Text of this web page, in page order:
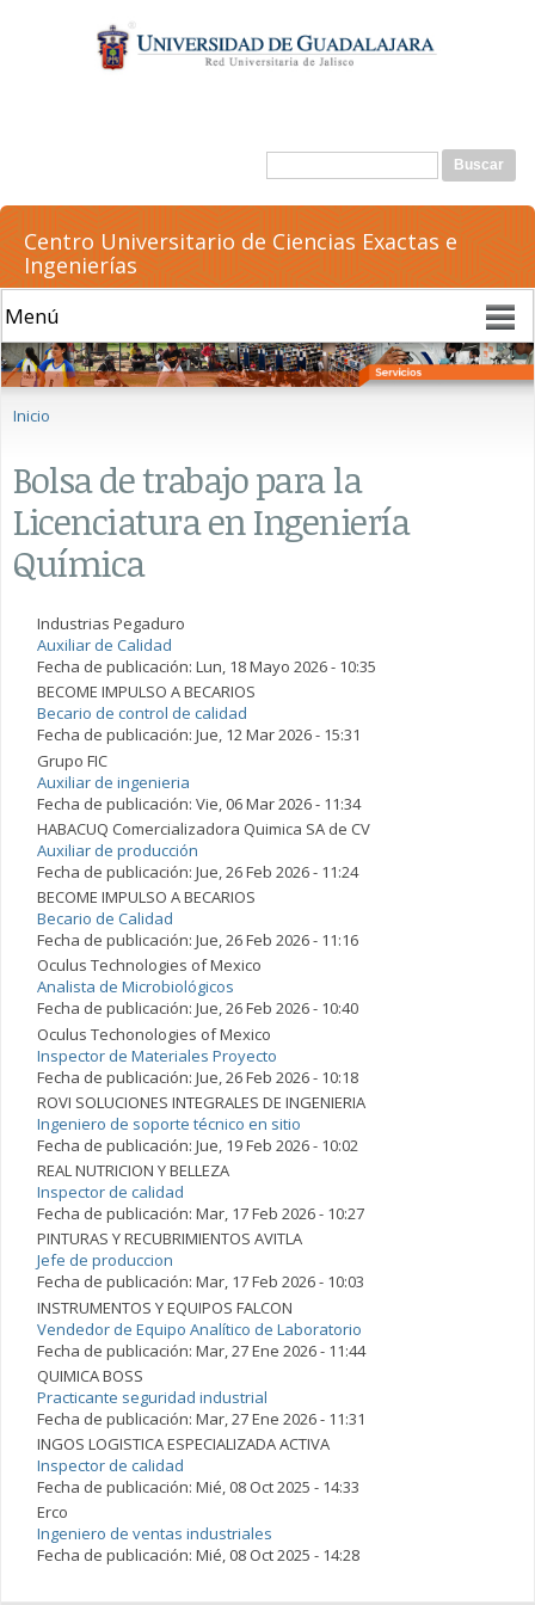
contenido
principal
Formulario de búsqueda
Buscar
Centro Universitario de Ciencias Exactas e
Ingenierías
Inicio
Bolsa de trabajo para la
Licenciatura en Ingeniería
Química
Industrias Pegaduro
Auxiliar de Calidad
Fecha de publicación: Lun, 18 Mayo 2026 - 10:35
BECOME IMPULSO A BECARIOS
Becario de control de calidad
Fecha de publicación: Jue, 12 Mar 2026 - 15:31
Grupo FIC
Auxiliar de ingenieria
Fecha de publicación: Vie, 06 Mar 2026 - 11:34
HABACUQ Comercializadora Quimica SA de CV
Auxiliar de producción
Fecha de publicación: Jue, 26 Feb 2026 - 11:24
BECOME IMPULSO A BECARIOS
Becario de Calidad
Fecha de publicación: Jue, 26 Feb 2026 - 11:16
Oculus Technologies of Mexico
Analista de Microbiológicos
Fecha de publicación: Jue, 26 Feb 2026 - 10:40
Oculus Techonologies of Mexico
Inspector de Materiales Proyecto
Fecha de publicación: Jue, 26 Feb 2026 - 10:18
ROVI SOLUCIONES INTEGRALES DE INGENIERIA
Ingeniero de soporte técnico en sitio
Fecha de publicación: Jue, 19 Feb 2026 - 10:02
REAL NUTRICION Y BELLEZA
Inspector de calidad
Fecha de publicación: Mar, 17 Feb 2026 - 10:27
PINTURAS Y RECUBRIMIENTOS AVITLA
Jefe de produccion
Fecha de publicación: Mar, 17 Feb 2026 - 10:03
INSTRUMENTOS Y EQUIPOS FALCON
Vendedor de Equipo Analítico de Laboratorio
Fecha de publicación: Mar, 27 Ene 2026 - 11:44
QUIMICA BOSS
Practicante seguridad industrial
Fecha de publicación: Mar, 27 Ene 2026 - 11:31
INGOS LOGISTICA ESPECIALIZADA ACTIVA
Inspector de calidad
Fecha de publicación: Mié, 08 Oct 2025 - 14:33
Erco
Ingeniero de ventas industriales
Fecha de publicación: Mié, 08 Oct 2025 - 14:28